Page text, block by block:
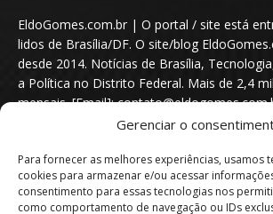
Gerenciar o
Para fornecer as melhores experiências, usamos
cookies para armazenar e/ou acessar
consentimento para essas tecnologias nos
como comportamento de navegação ou IDs
EldoGomes.com.br | O portal / site está
lidos de Brasília/DF. O site/blog
desde 2014. Notícias de Brasília,
a Política no Distrito Federal. Mais de 2,4
mensais. [Email]: